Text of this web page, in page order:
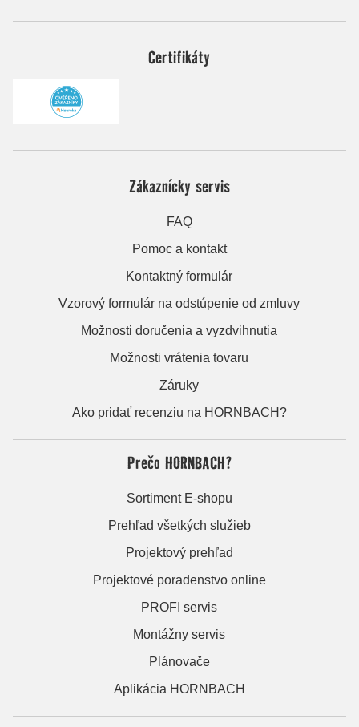
Certifikáty
Zákaznícky servis
FAQ
Pomoc a kontakt
Kontaktný formulár
Vzorový formulár na odstúpenie od zmluvy
Možnosti doručenia a vyzdvihnutia
Možnosti vrátenia tovaru
Záruky
Ako pridať recenziu na HORNBACH?
Prečo HORNBACH?
Sortiment E-shopu
Prehľad všetkých služieb
Projektový prehľad
Projektové poradenstvo online
PROFI servis
Montážny servis
Plánovače
Aplikácia HORNBACH